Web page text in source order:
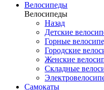
Велосипеды
Велосипеды
Назад
Детские
Горные
Городские
Женские
Складные
Самокаты